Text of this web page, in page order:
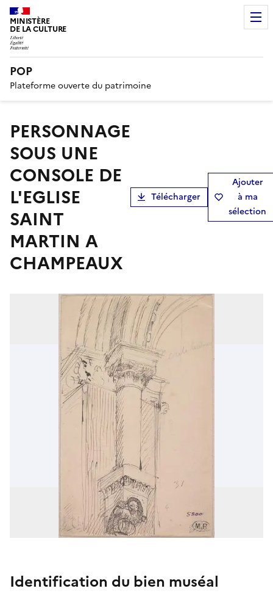
MINISTÈRE
DE LA CULTURE
POP
Plateforme ouverte du patrimoine
PERSONNAGE
SOUS UNE
CONSOLE DE
L'EGLISE
SAINT
MARTIN A
CHAMPEAUX
Télécharger
Ajouter
à ma
sélection
Identification du bien muséal